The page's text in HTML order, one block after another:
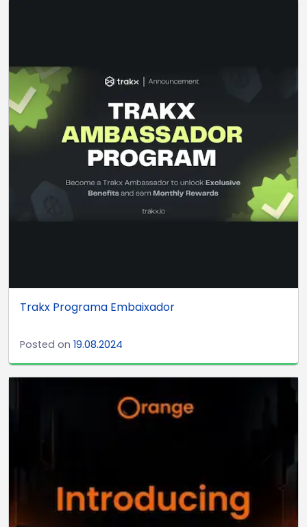
Trakx Programa Embaixador
Posted on 19.08.2024